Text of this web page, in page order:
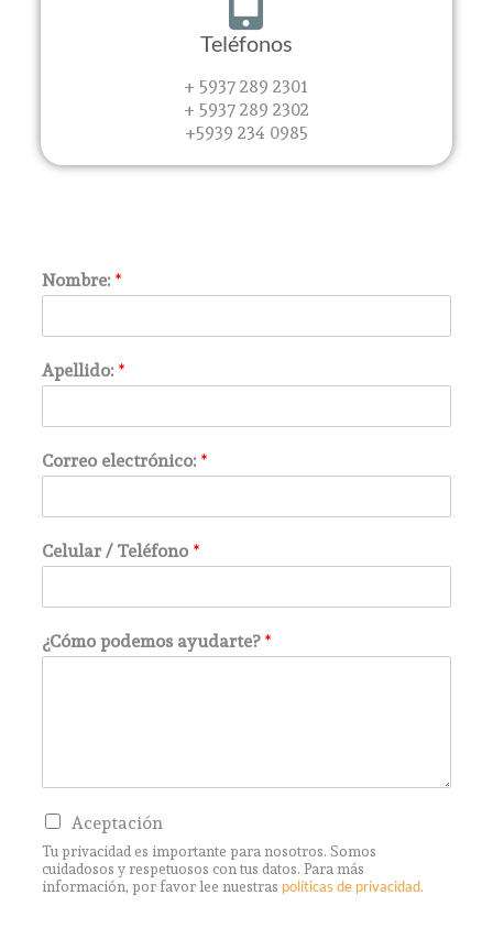
Teléfonos
+ 5937 289 2301
+ 5937 289 2302
+5939 234 0985
Nombre: *
Apellido: *
Correo electrónico: *
Celular / Teléfono *
¿Cómo podemos ayudarte?*
C
a
s
i
Aceptación
Tu privacidad es importante para nosotros. Somos
cuidadosos y respetuosos con tus datos. Para más
información, por favor lee nuestras políticas de privacidad.